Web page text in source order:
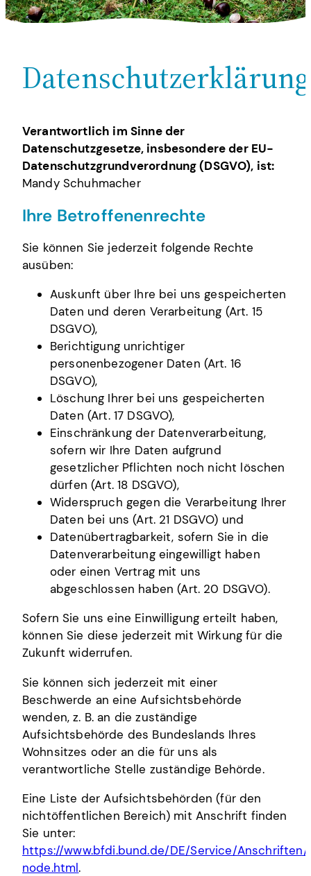
Datenschutzerklärung
Verantwortlich im Sinne der
Datenschutzgesetze, insbesondere der EU-
Datenschutzgrundverordnung (DSGVO), ist:
Mandy Schuhmacher
Ihre Betroffenenrechte
Sie können Sie jederzeit folgende Rechte
ausüben:
Auskunft über Ihre bei uns gespeicherten
Daten und deren Verarbeitung (Art. 15
DSGVO),
Berichtigung unrichtiger
personenbezogener Daten (Art. 16
DSGVO),
Löschung Ihrer bei uns gespeicherten
Daten (Art. 17 DSGVO),
Einschränkung der Datenverarbeitung,
sofern wir Ihre Daten aufgrund
gesetzlicher Pflichten noch nicht löschen
dürfen (Art. 18 DSGVO),
Widerspruch gegen die Verarbeitung Ihrer
Daten bei uns (Art. 21 DSGVO) und
Datenübertragbarkeit, sofern Sie in die
Datenverarbeitung eingewilligt haben
oder einen Vertrag mit uns
abgeschlossen haben (Art. 20 DSGVO).
Sofern Sie uns eine Einwilligung erteilt haben,
können Sie diese jederzeit mit Wirkung für die
Zukunft widerrufen.
Sie können sich jederzeit mit einer
Beschwerde an eine Aufsichtsbehörde
wenden, z. B. an die zuständige
Aufsichtsbehörde des Bundeslands Ihres
Wohnsitzes oder an die für uns als
verantwortliche Stelle zuständige Behörde.
Eine Liste der Aufsichtsbehörden (für den
nichtöffentlichen Bereich) mit Anschrift finden
Sie unter:
https://www.bfdi.bund.de/DE/Service/
node.html.